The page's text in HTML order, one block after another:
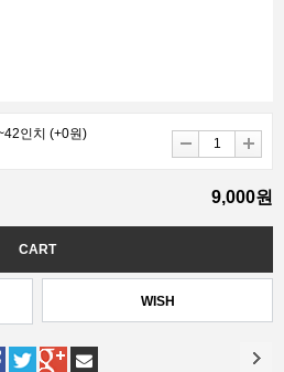
인치 (+0원)
9,000원
WISH